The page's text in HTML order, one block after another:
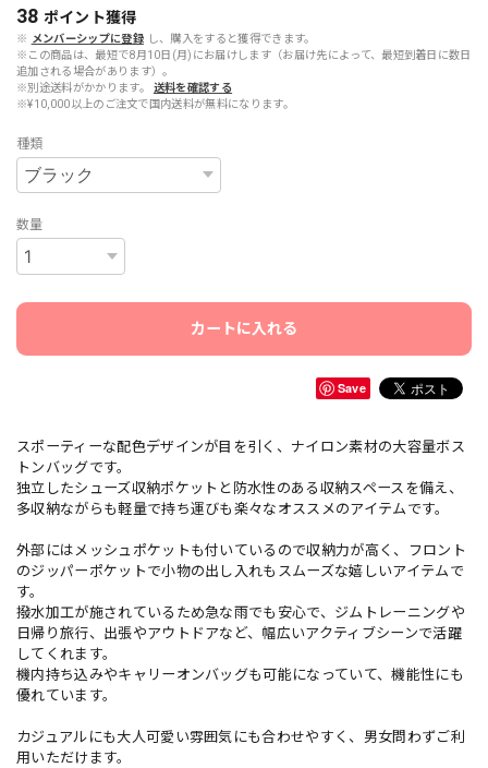
38 ポイント獲得
※ メンバーシップに登録 し、購入をすると獲得できます。
※この商品は、最短で8月10日(月)にお届けします（お届け先によって、最短到着日に数日
追加される場合があります）。
※別途送料がかかります。
送料を確認する
※¥10,000以上のご注文で国内送料が無料になります。
種類
数量
カートに入れる
Save
スポーティーな配色デザインが目を引く、ナイロン素材の大容量ボス
トンバッグです。
独立したシューズ収納ポケットと防水性のある収納スペースを備え、
多収納ながらも軽量で持ち運びも楽々なオススメのアイテムです。
外部にはメッシュポケットも付いているので収納力が高く、フロント
のジッパーポケットで小物の出し入れもスムーズな嬉しいアイテムで
す。
撥水加工が施されているため急な雨でも安心で、ジムトレーニングや
日帰り旅行、出張やアウトドアなど、幅広いアクティブシーンで活躍
してくれます。
機内持ち込みやキャリーオンバッグも可能になっていて、機能性にも
優れています。
カジュアルにも大人可愛い雰囲気にも合わせやすく、男女問わずご利
用いただけます。